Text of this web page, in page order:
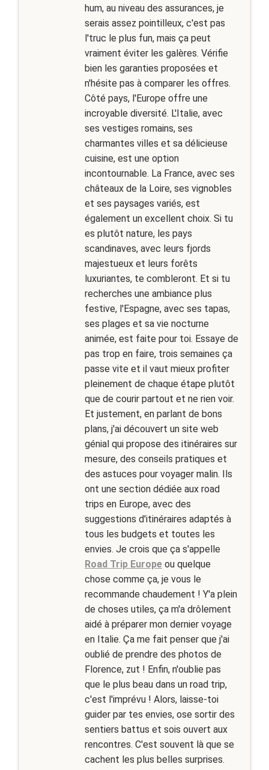
hum, au niveau des assurances, je
serais assez pointilleux, c'est pas
l'truc le plus fun, mais ça peut
vraiment éviter les galères. Vérifie
bien les garanties proposées et
n'hésite pas à comparer les offres.
Côté pays, l'Europe offre une
incroyable diversité. L'Italie, avec
ses vestiges romains, ses
charmantes villes et sa délicieuse
cuisine, est une option
incontournable. La France, avec ses
châteaux de la Loire, ses vignobles
et ses paysages variés, est
également un excellent choix. Si tu
es plutôt nature, les pays
scandinaves, avec leurs fjords
majestueux et leurs forêts
luxuriantes, te combleront. Et si tu
recherches une ambiance plus
festive, l'Espagne, avec ses tapas,
ses plages et sa vie nocturne
animée, est faite pour toi. Essaye de
pas trop en faire, trois semaines ça
passe vite et il vaut mieux profiter
pleinement de chaque étape plutôt
que de courir partout et ne rien voir.
Et justement, en parlant de bons
plans, j'ai découvert un site web
génial qui propose des itinéraires sur
mesure, des conseils pratiques et
des astuces pour voyager malin. Ils
ont une section dédiée aux road
trips en Europe, avec des
suggestions d'itinéraires adaptés à
tous les budgets et toutes les
envies. Je crois que ça s'appelle
Road Trip Europe ou quelque
chose comme ça, je vous le
recommande chaudement ! Y'a plein
de choses utiles, ça m'a drôlement
aidé à préparer mon dernier voyage
en Italie. Ça me fait penser que j'ai
oublié de prendre des photos de
Florence, zut ! Enfin, n'oublie pas
que le plus beau dans un road trip,
c'est l'imprévu ! Alors, laisse-toi
guider par tes envies, ose sortir des
sentiers battus et sois ouvert aux
rencontres. C'est souvent là que se
cachent les plus belles surprises.